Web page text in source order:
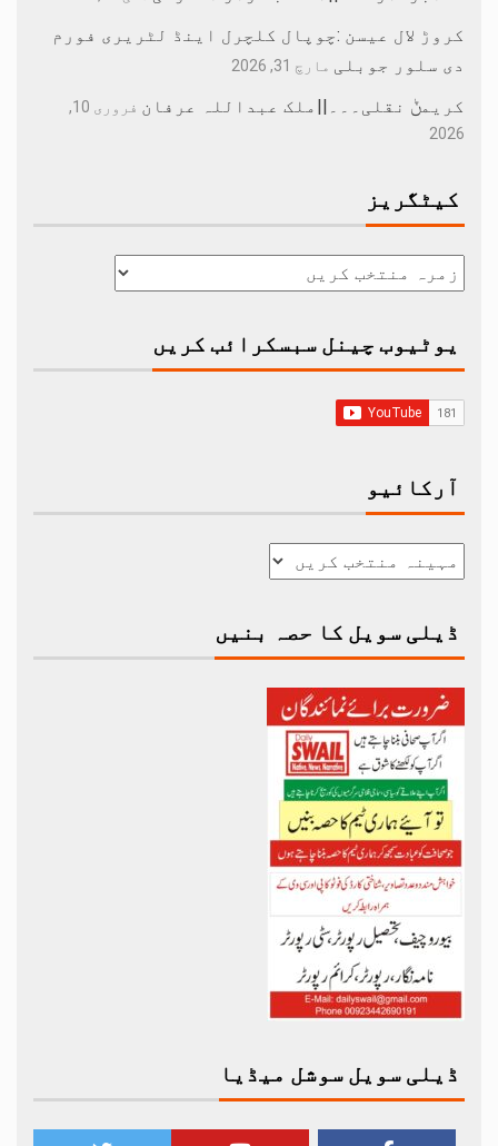
کروڑ لال عیسن :چوپال کلچرل اینڈ لٹریری فورم
دی سلور جوبلی مارچ 31, 2026
کریمݨ نقلی۔۔۔||ملک عبداللہ عرفان
فروری 10,
2026
کیٹگریز
یوٹیوب چینل سبسکرائب کریں
آرکائیو
ڈیلی سویل کا حصہ بنیں
ڈیلی سویل سوشل میڈیا